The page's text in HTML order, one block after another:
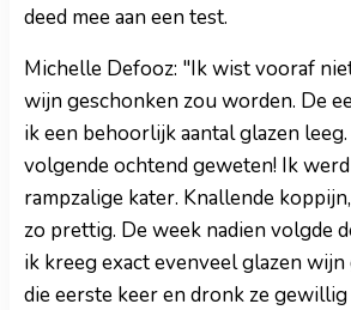
deed mee aan een test.
Michelle Defooz: "Ik wist vooraf
wijn geschonken zou worden. De
ik een behoorlijk aantal glazen
volgende ochtend geweten! Ik
rampzalige kater. Knallende
zo prettig. De week nadien volgde
ik kreeg exact evenveel glazen
die eerste keer en dronk ze gewillig